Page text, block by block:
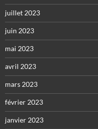
juillet 2023
juin 2023
mai 2023
avril 2023
mars 2023
février 2023
janvier 2023